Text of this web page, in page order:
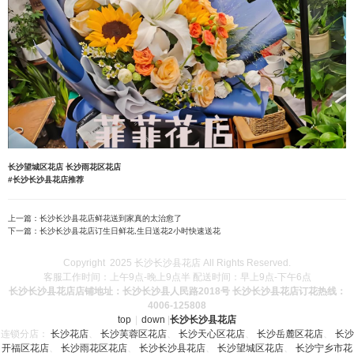
长沙望城区花店 长沙雨花区花店
#长沙长沙县花店推荐
上一篇： 长沙长沙县花店鲜花送到家真的太治愈了
下一篇： 长沙长沙县花店订生日鲜花,生日送花2小时快速送花
Copyright 2025 长沙长沙县花店 All Rights Reserved.
客服工作时间：上午9点-晚上9点半 配送时间：早上9点-下午6点
长沙长沙县花店店铺地址：长沙长沙县人民路2018号 长沙长沙县花店订花热线：
4006-125808
top
down 长沙长沙县花店
连锁分店： 长沙花店、 长沙芙蓉区花店、 长沙天心区花店、 长沙岳麓区花店、 长沙
开福区花店
长沙雨花区花店 长沙长沙县花店 长沙望城区花店 长沙宁乡市花